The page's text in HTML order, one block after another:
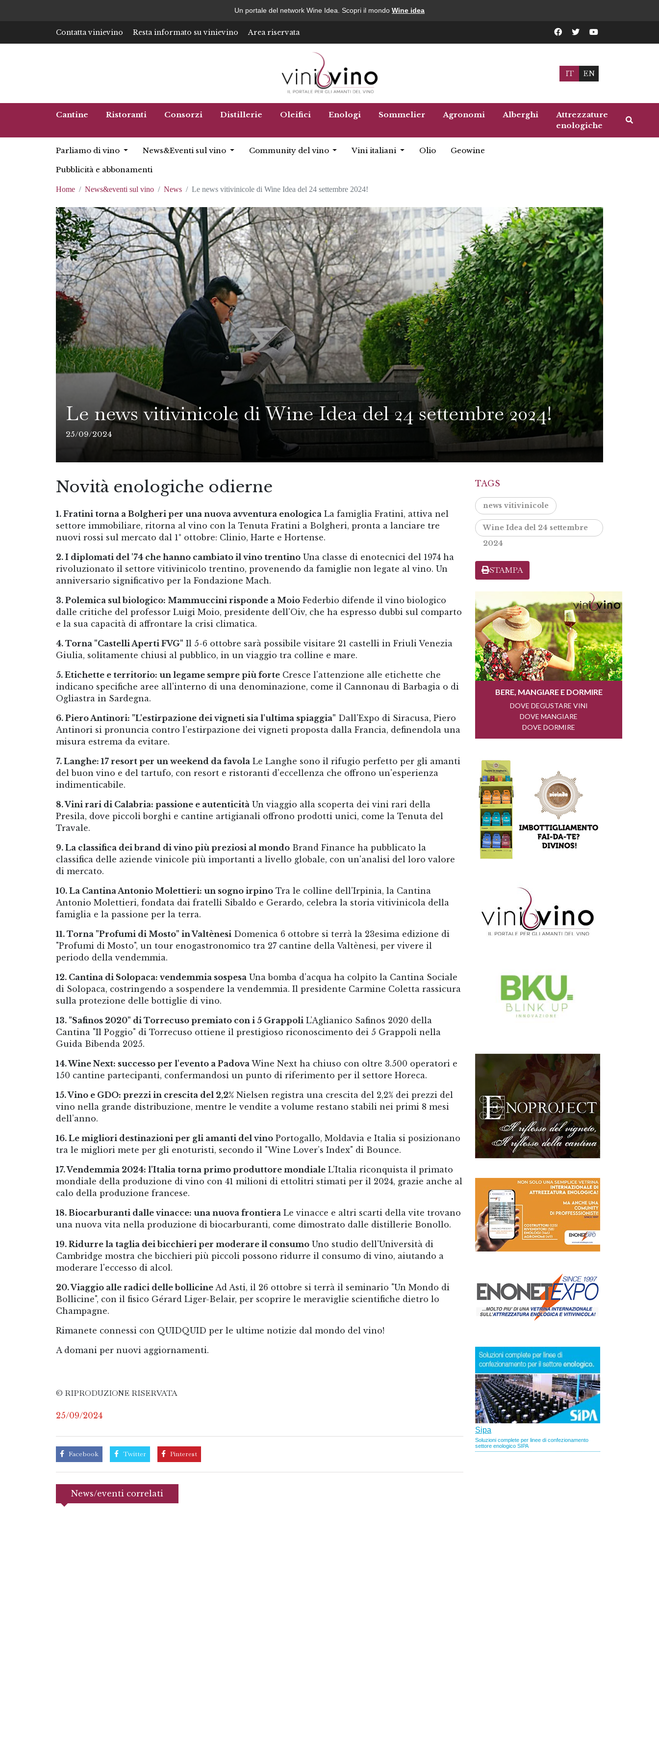
Un portale del network Wine Idea. Scopri il mondo Wine idea
Contatta vinievino Resta informato su vinievino Area riservata
IT EN
Cantine Ristoranti Consorzi Distillerie Oleifici Enologi Sommelier Agronomi Alberghi
Attrezzature
enologiche
Parliamo di vino News&Eventi sul vino Community del vino Vini italiani Olio Geowine
Pubblicità e abbonamenti
Home News&eventi sul vino News Le news vitivinicole di Wine Idea del 24 settembre 2024!
Le news vitivinicole di Wine Idea del 24 settembre 2024!
25/09/2024
Novità enologiche odierne
1. Fratini torna a Bolgheri per una nuova avventura enologica La famiglia Fratini, attiva nel
settore immobiliare, ritorna al vino con la Tenuta Fratini a Bolgheri, pronta a lanciare tre
nuovi rossi sul mercato dal 1° ottobre: Clinio, Harte e Hortense.
2. I diplomati del '74 che hanno cambiato il vino trentino Una classe di enotecnici del 1974 ha
rivoluzionato il settore vitivinicolo trentino, provenendo da famiglie non legate al vino. Un
anniversario significativo per la Fondazione Mach.
3. Polemica sul biologico: Mammuccini risponde a Moio Federbio difende il vino biologico
dalle critiche del professor Luigi Moio, presidente dell'Oiv, che ha espresso dubbi sul comparto
e la sua capacità di affrontare la crisi climatica.
4. Torna "Castelli Aperti FVG" Il 5-6 ottobre sarà possibile visitare 21 castelli in Friuli Venezia
Giulia, solitamente chiusi al pubblico, in un viaggio tra colline e mare.
5. Etichette e territorio: un legame sempre più forte Cresce l'attenzione alle etichette che
indicano specifiche aree all'interno di una denominazione, come il Cannonau di Barbagia o di
Ogliastra in Sardegna.
6. Piero Antinori: "L'estirpazione dei vigneti sia l'ultima spiaggia" Dall'Expo di Siracusa, Piero
Antinori si pronuncia contro l'estirpazione dei vigneti proposta dalla Francia, definendola una
misura estrema da evitare.
7. Langhe: 17 resort per un weekend da favola Le Langhe sono il rifugio perfetto per gli amanti
del buon vino e del tartufo, con resort e ristoranti d'eccellenza che offrono un'esperienza
indimenticabile.
8. Vini rari di Calabria: passione e autenticità Un viaggio alla scoperta dei vini rari della
Presila, dove piccoli borghi e cantine artigianali offrono prodotti unici, come la Tenuta del
Travale.
9. La classifica dei brand di vino più preziosi al mondo Brand Finance ha pubblicato la
classifica delle aziende vinicole più importanti a livello globale, con un'analisi del loro valore
di mercato.
10. La Cantina Antonio Molettieri: un sogno irpino Tra le colline dell'Irpinia, la Cantina
Antonio Molettieri, fondata dai fratelli Sibaldo e Gerardo, celebra la storia vitivinicola della
famiglia e la passione per la terra.
11. Torna "Profumi di Mosto" in Valtènesi Domenica 6 ottobre si terrà la 23esima edizione di
"Profumi di Mosto", un tour enogastronomico tra 27 cantine della Valtènesi, per vivere il
periodo della vendemmia.
12. Cantina di Solopaca: vendemmia sospesa Una bomba d'acqua ha colpito la Cantina Sociale
di Solopaca, costringendo a sospendere la vendemmia. Il presidente Carmine Coletta rassicura
sulla protezione delle bottiglie di vino.
13. "Safinos 2020" di Torrecuso premiato con i 5 Grappoli L’Aglianico Safinos 2020 della
Cantina "Il Poggio" di Torrecuso ottiene il prestigioso riconoscimento dei 5 Grappoli nella
Guida Bibenda 2025.
14. Wine Next: successo per l'evento a Padova Wine Next ha chiuso con oltre 3.500 operatori e
150 cantine partecipanti, confermandosi un punto di riferimento per il settore Horeca.
15. Vino e GDO: prezzi in crescita del 2,2% Nielsen registra una crescita del 2,2% dei prezzi del
vino nella grande distribuzione, mentre le vendite a volume restano stabili nei primi 8 mesi
dell’anno.
16. Le migliori destinazioni per gli amanti del vino Portogallo, Moldavia e Italia si posizionano
tra le migliori mete per gli enoturisti, secondo il "Wine Lover’s Index" di Bounce.
17. Vendemmia 2024: l'Italia torna primo produttore mondiale L'Italia riconquista il primato
mondiale della produzione di vino con 41 milioni di ettolitri stimati per il 2024, grazie anche al
calo della produzione francese.
18. Biocarburanti dalle vinacce: una nuova frontiera Le vinacce e altri scarti della vite trovano
una nuova vita nella produzione di biocarburanti, come dimostrato dalle distillerie Bonollo.
19. Ridurre la taglia dei bicchieri per moderare il consumo Uno studio dell'Università di
Cambridge mostra che bicchieri più piccoli possono ridurre il consumo di vino, aiutando a
moderare l'eccesso di alcol.
20. Viaggio alle radici delle bollicine Ad Asti, il 26 ottobre si terrà il seminario "Un Mondo di
Bollicine", con il fisico Gérard Liger-Belair, per scoprire le meraviglie scientifiche dietro lo
Champagne.
Rimanete connessi con QUIDQUID per le ultime notizie dal mondo del vino!
A domani per nuovi aggiornamenti.
© RIPRODUZIONE RISERVATA
25/09/2024
Facebook Twitter Pinterest
News/eventi correlati
TAGS
news vitivinicole
Wine Idea del 24 settembre
2024
STAMPA